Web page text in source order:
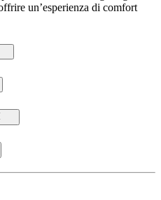
un’esperienza di comfort